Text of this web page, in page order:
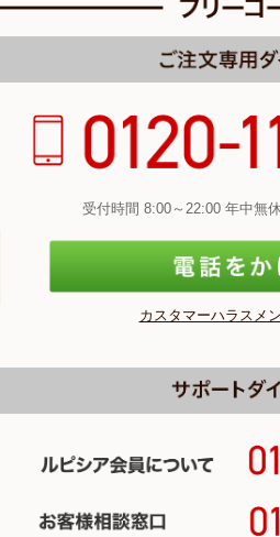
受付時間 8:00～22:00 年中無
カスタマーハラスメ